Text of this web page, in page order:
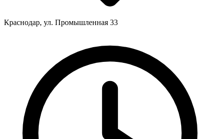
Краснодар, ул. Промышленная 33